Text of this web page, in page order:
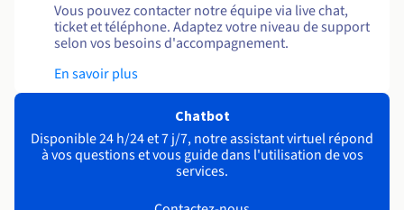
Vous pouvez contacter notre équipe via live chat,
ticket et téléphone. Adaptez votre niveau de support
selon vos besoins d'accompagnement.
En savoir plus
Chatbot
Disponible 24 h/24 et 7 j/7, notre assistant virtuel répond
à vos questions et vous guide dans l'utilisation de vos
services.